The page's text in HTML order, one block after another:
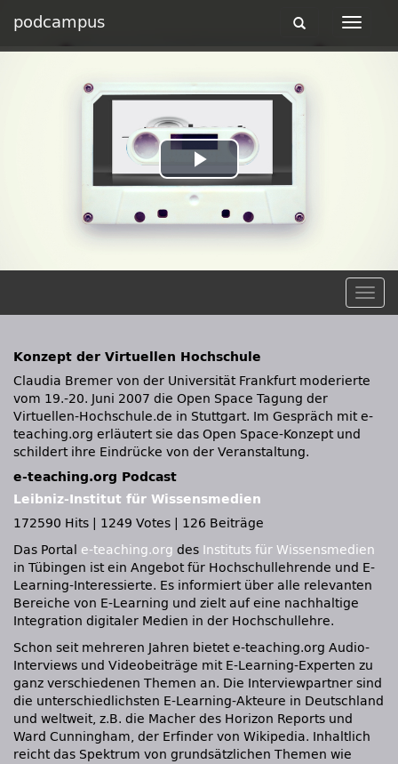
podcampus
Toggle
Toggle
Play
Video
Konzept der Virtuellen Hochschule
Claudia Bremer von der Universität Frankfurt moderierte
vom 19.-20. Juni 2007 die Open Space Tagung der
Virtuellen-Hochschule.de in Stuttgart. Im Gespräch mit e-
teaching.org erläutert sie das Open Space-Konzept und
schildert ihre Eindrücke von der Veranstaltung.
e-teaching.org Podcast
Leibniz-Institut für Wissensmedien
172590 Hits
1249 Votes
126 Beiträge
Das Portal e-teaching.org des Instituts für Wissensmedien
in Tübingen ist ein Angebot für Hochschullehrende und E-
Learning-Interessierte. Es informiert über alle relevanten
Bereiche von E-Learning und zielt auf eine nachhaltige
Integration digitaler Medien in der Hochschullehre.
Schon seit mehreren Jahren bietet e-teaching.org Audio-
Interviews und Videobeiträge mit E-Learning-Experten zu
ganz verschiedenen Themen an. Die Interviewpartner sind
die unterschiedlichsten E-Learning-Akteure in Deutschland
und weltweit, z.B. die Macher des Horizon Reports und
Ward Cunningham, der Erfinder von Wikipedia. Inhaltlich
reicht das Spektrum von grundsätzlichen Themen wie